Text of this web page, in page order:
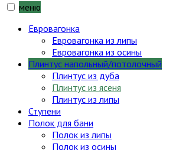
меню
Евровагонка
Евровагонка из липы
Евровагонка из осины
Плинтус напольный/потолочный
Плинтус из дуба
Плинтус из ясеня
Плинтус из липы
Ступени
Полок для бани
Полок из липы
Полок из осины